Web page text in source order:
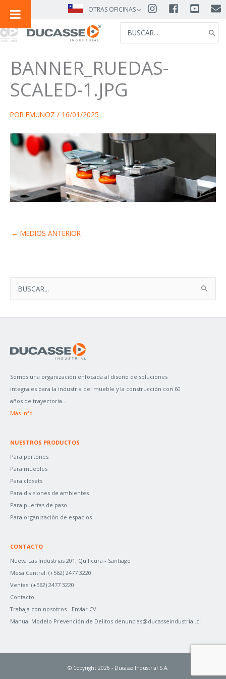
CONTENIDO
OTRAS OFICINAS
FOR:
S
O
R
:
BANNER_RUEDAS-
SCALED-1.JPG
POR EMUNOZ / 16/01/2025
← MEDIOS ANTERIOR
Somos una organización enfocada al diseño de soluciones
integrales para la industria del mueble y la construcción con 60
años de trayectoria...
Más info
NUESTROS PRODUCTOS
Para portones
Para muebles
Para clósets
Para divisiones de ambientes
Para puertas de paso
Para organización de espacios
CONTACTO
Nueva Las Industrias 201, Quilicura - Santiago
Mesa Central: (+562) 2477 3220
Ventas: (+562) 2477 3220
Contacto
Trabaja con nosotros - Enviar CV
Manual Modelo Prevención de Delitos denuncias@ducasseindustrial.cl
© Copyright 2026 - Ducasse Industrial S.A.